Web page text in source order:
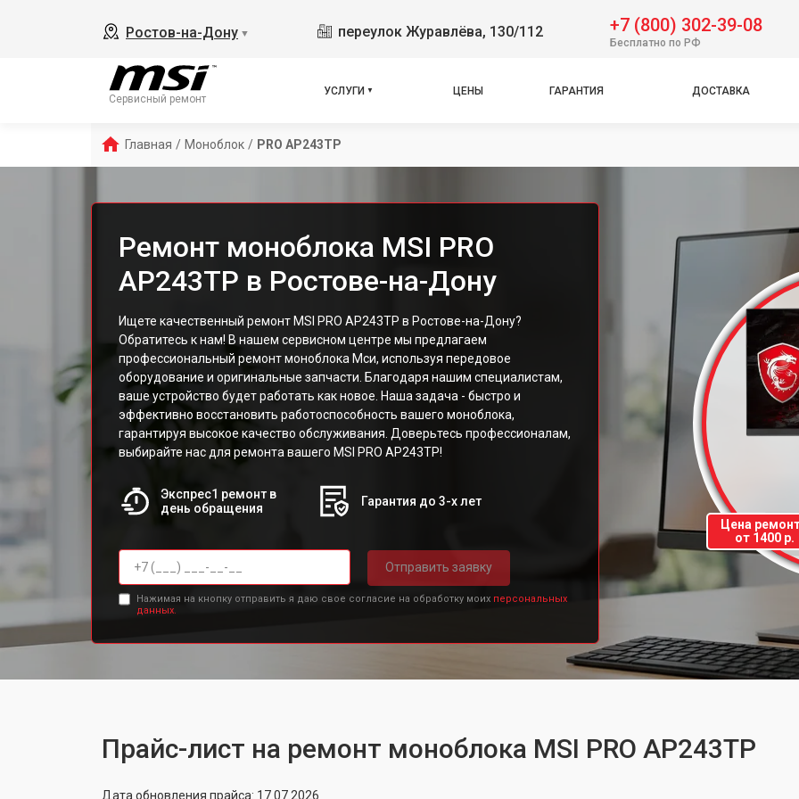
Ростов-на-Дону ▼ переулок Журавлёва, 130/112 +7 (800) 302-39-08
Бесплатно по РФ
Сервисный ремонт
УСЛУГИ ЦЕНЫ ГАРАНТИЯ ДОСТАВКА
Главная / Моноблок / PRO AP243TP
Ремонт моноблока MSI PRO
AP243TP в Ростове-на-Дону
Ищете качественный ремонт MSI PRO AP243TP в Ростове-на-Дону?
Обратитесь к нам! В нашем сервисном центре мы предлагаем
профессиональный ремонт моноблока Мси, используя передовое
оборудование и оригинальные запчасти. Благодаря нашим специалистам,
ваше устройство будет работать как новое. Наша задача - быстро и
эффективно восстановить работоспособность вашего моноблока,
гарантируя высокое качество обслуживания. Доверьтесь профессионалам,
выбирайте нас для ремонта вашего MSI PRO AP243TP!
Экспрес1 ремонт в
день обращения
Гарантия до 3-х лет
Отправить заявку
Нажимая на кнопку отправить я даю свое согласие на обработку моих персональных
данных.
Цена
от 1400 р.
Прайс-лист на ремонт моноблока MSI PRO AP243TP
Дата обновления прайса: 17.07.2026